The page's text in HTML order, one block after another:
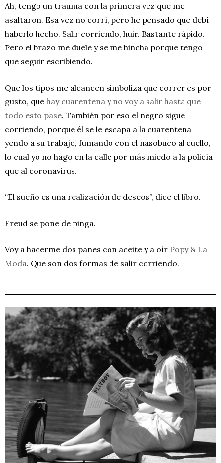
Ah, tengo un trauma con la primera vez que me
asaltaron. Esa vez no corrí, pero he pensado que debí
haberlo hecho. Salir corriendo, huir. Bastante rápido.
Pero el brazo me duele y se me hincha porque tengo
que seguir escribiendo.
Que los tipos me alcancen simboliza que correr es por
gusto, que hay cuarentena y no voy a salir hasta que
todo esto pase. También por eso el negro sigue
corriendo, porque él se le escapa a la cuarentena
yendo a su trabajo, fumando con el nasobuco al cuello,
lo cual yo no hago en la calle por más miedo a la policía
que al coronavirus.
“El sueño es una realización de deseos”, dice el libro.
Freud se pone de pinga.
Voy a hacerme dos panes con aceite y a oír Popy & La
Moda. Que son dos formas de salir corriendo.